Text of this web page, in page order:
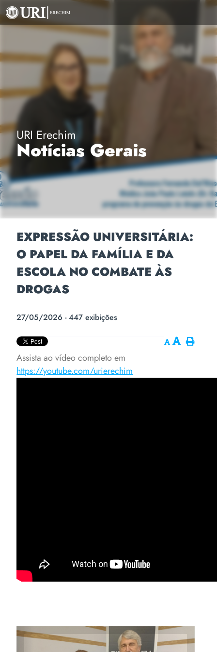
URI Erechim
Notícias Gerais
EXPRESSÃO UNIVERSITÁRIA:
O PAPEL DA FAMÍLIA E DA
ESCOLA NO COMBATE ÀS
DROGAS
27/05/2026 - 447 exibições
Assista ao vídeo completo em
https://youtube.com/urierechim